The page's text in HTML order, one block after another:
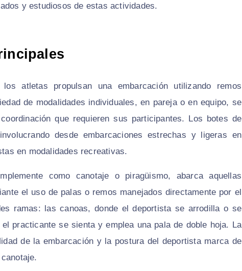
y estudiosos de estas actividades.
atletas propulsan una embarcación utilizando remos
de modalidades individuales, en pareja o en equipo, se
que requieren sus participantes. Los botes de
desde embarcaciones estrechas y ligeras en
en modalidades recreativas.
como canotaje o piragüismo, abarca aquellas
el uso de palas o remos manejados directamente por el
ramas: las canoas, donde el deportista se arrodilla o se
practicante se sienta y emplea una pala de doble hoja. La
de la embarcación y la postura del deportista marca de